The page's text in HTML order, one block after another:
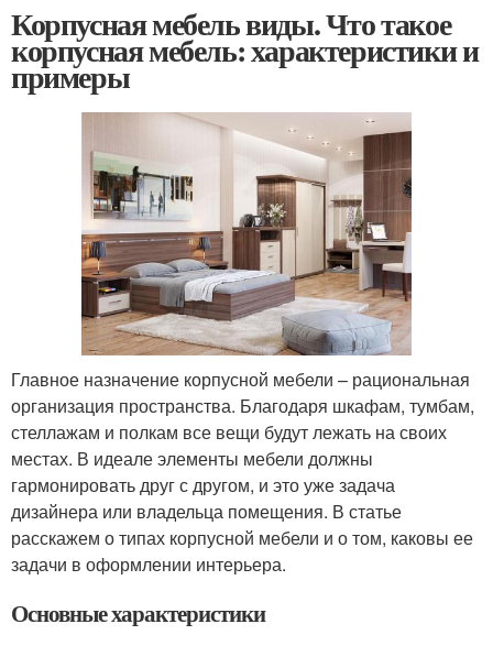
Корпусная мебель виды. Что такое
корпусная мебель: характеристики и
примеры
Главное назначение корпусной мебели – рациональная
организация пространства. Благодаря шкафам, тумбам,
стеллажам и полкам все вещи будут лежать на своих
местах. В идеале элементы мебели должны
гармонировать друг с другом, и это уже задача
дизайнера или владельца помещения. В статье
расскажем о типах корпусной мебели и о том, каковы ее
задачи в оформлении интерьера.
Основные характеристики